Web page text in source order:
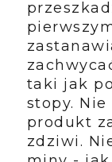
taki jak
stopy. Nie
produkt
zdziwi.